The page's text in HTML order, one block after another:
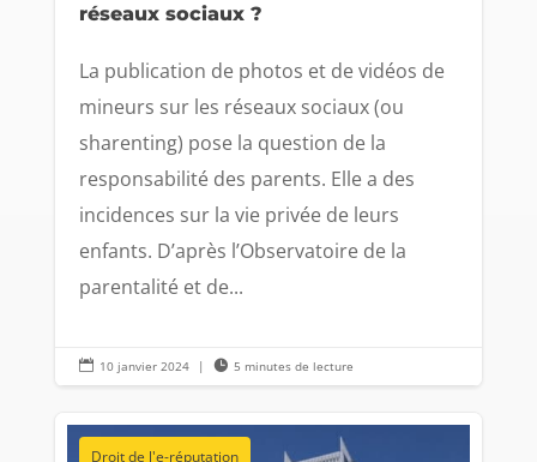
réseaux sociaux ?
La publication de photos et de vidéos de
mineurs sur les réseaux sociaux (ou
sharenting) pose la question de la
responsabilité des parents. Elle a des
incidences sur la vie privée de leurs
enfants. D’après l’Observatoire de la
parentalité et de...
 10 janvier 2024 |  5 minutes de lecture
Droit de l'e-réputation